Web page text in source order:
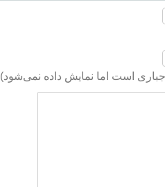
است اما نمایش داده نمی‌شود)